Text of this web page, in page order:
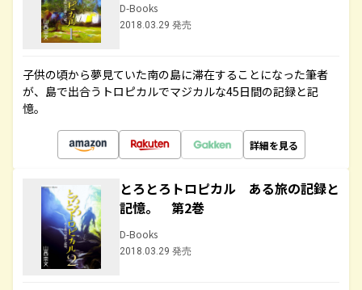
D-Books
2018.03.29 発売
子供の頃から夢見ていた南の島に滞在することになった筆者
が、島で出合うトロピカルでマジカルな45日間の記録と記
憶。
詳細を見る
とろとろトロピカル ある旅の記録と
記憶。 第2巻
D-Books
2018.03.29 発売